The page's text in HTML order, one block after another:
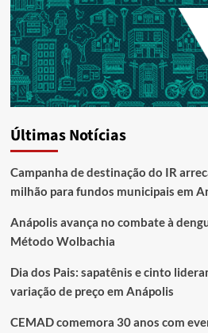
Últimas Notícias
Campanha de destinação do IR
milhão para fundos municipais em
Anápolis avança no combate à
Método Wolbachia
Dia dos Pais: sapatênis e cinto
variação de preço em Anápolis
CEMAD comemora 30 anos com